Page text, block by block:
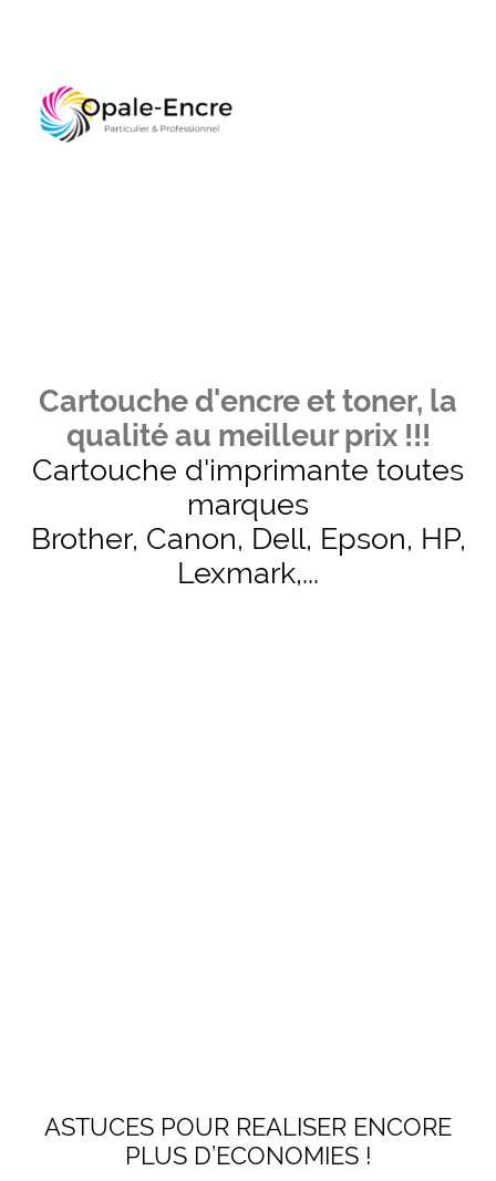
Cartouche d'encre et toner, la
qualité au meilleur prix !!!
Cartouche d'imprimante toutes
marques
Brother, Canon, Dell, Epson, HP,
Lexmark,...
ASTUCES POUR REALISER ENCORE
PLUS D’ECONOMIES !